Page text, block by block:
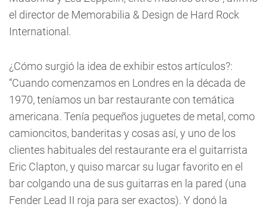
el director de Memorabilia & Design de Hard Rock
International.
¿Cómo surgió la idea de exhibir estos artículos?:
“Cuando comenzamos en Londres en la década de
1970, teníamos un bar restaurante con temática
americana. Tenía pequeños juguetes de metal, como
camioncitos, banderitas y cosas así, y uno de los
clientes habituales del restaurante era el guitarrista
Eric Clapton, y quiso marcar su lugar favorito en el
bar colgando una de sus guitarras en la pared (una
Fender Lead II roja para ser exactos). Y donó la